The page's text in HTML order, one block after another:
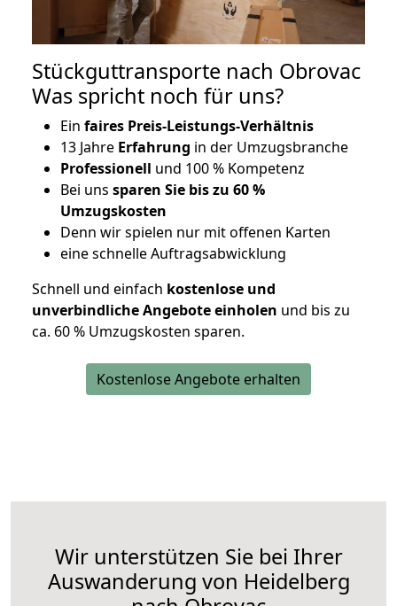
Stückguttransporte nach Obrovac
Was spricht noch für uns?
Ein faires Preis-Leistungs-Verhältnis
13 Jahre Erfahrung in der Umzugsbranche
Professionell und 100 % Kompetenz
Bei uns sparen Sie bis zu 60 %
Umzugskosten
Denn wir spielen nur mit offenen Karten
eine schnelle Auftragsabwicklung
Schnell und einfach kostenlose und
unverbindliche Angebote einholen und bis zu
ca. 60 % Umzugskosten sparen.
Kostenlose Angebote erhalten
Wir unterstützen Sie bei Ihrer
Auswanderung von Heidelberg